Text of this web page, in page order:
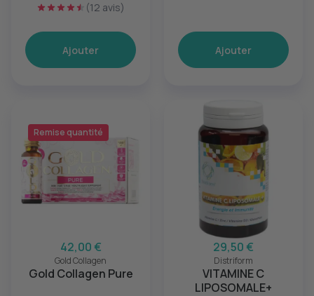
(12 avis)
Ajouter Ajouter
Remise quantité
42,00 €
Gold Collagen
Gold Collagen Pure
29,50 €
Distriform
VITAMINE C
LIPOSOMALE+